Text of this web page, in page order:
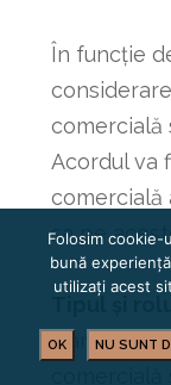
În funcție
comercială
Acordul va
comercială
sa pe
Tipul și
franceză
Folosim cookie-
bună
utilizați acest
OK NU SUNT